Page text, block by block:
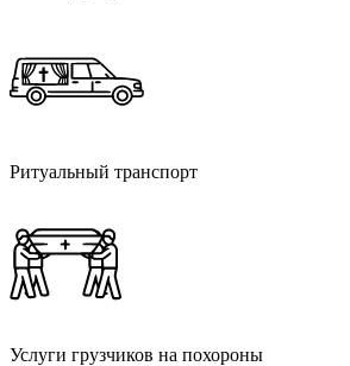
Ритуальный транспорт
Услуги грузчиков на похороны